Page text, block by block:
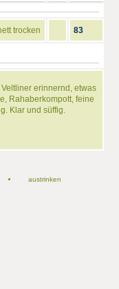
trocken 83
erinnernd, etwas
Rahaberkompott, feine
Klar und süffig.
austrinken